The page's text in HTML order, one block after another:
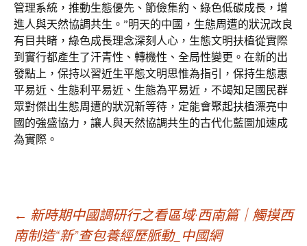
管理系統，推動生態優先、節儉集約、綠色低碳成長，增
進人與天然協調共生。”明天的中國，生態周遭的狀況改良
有目共睹，綠色成長理念深刻人心，生態文明扶植從實際
到實行都產生了汗青性、轉機性、全局性變更。在新的出
發點上，保持以習近生平態文明思惟為指引，保持生態惠
平易近、生態利平易近、生態為平易近，不竭知足國民群
眾對傑出生態周遭的狀況新等待，定能會聚起扶植漂亮中
國的強盛協力，讓人與天然協調共生的古代化藍圖加速成
為實際。
文
← 新時期中國調研行之看區域·西南篇｜觸摸西
南制造“新”查包養經歷脈動_中國網